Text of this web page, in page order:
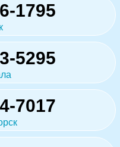
1795
5295
7017